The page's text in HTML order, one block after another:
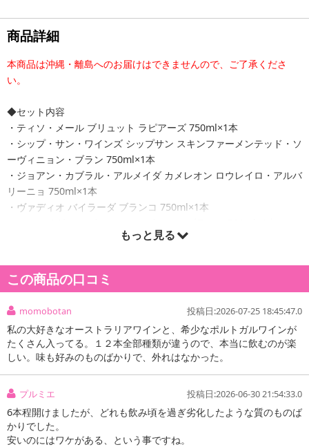
商品詳細
本商品は沖縄・離島へのお届けはできませんので、ご了承くださ
い。
◆セット内容
・ティソ・メール ブリュット ラピアーズ 750ml×1本
・シップ・サン・ワインズ シップサン スキンファーメンテッド・ソ
ーヴィニョン・ブラン 750ml×1本
・ジョアン・カブラル・アルメイダ カメレオン ロウレイロ・アルバ
リーニョ 750ml×1本
・ヴァディオ バイラーダ ブランコ 750ml×1本
・セン・イグアル ヴィーニョ・ヴェルデ ティント 750ml×1本
ャ・フィールドブレンド 750ml×1本
・ヴァルチュール グロボ・ヴァルチュール プティヴェルド 750ml×
1本
・ヴィラール・ファイン・ワインズ ラッサンブラージュ グランヴァ
ン 750ml×1本
・スワートベルグ ミラクルブッシュ ホワイト 750ml×1本
・ジョアン・カブラル・アルメイダ ムスゴ ブランコ フィールドブ
・ジョアン・カブラル・アルメイダ ムスゴ ティント フィールドブ
レンド 750ml×1本
もっと見る
この商品の口コミ
momobotan 投稿日:2026-07-25 18:45:47.0
私の大好きなオーストラリアワインと、希少なポルトガルワインが
たくさん入ってる。１２本全部種類が違うので、本当に飲むのが楽
しい。味も好みのものばかりで、外れはなかった。
プルミエ 投稿日:2026-06-30 21:54:33.0
6本程開けましたが、どれも飲み頃を過ぎ劣化したような質のものば
かりでした。
安いのにはワケがある、という事ですね。